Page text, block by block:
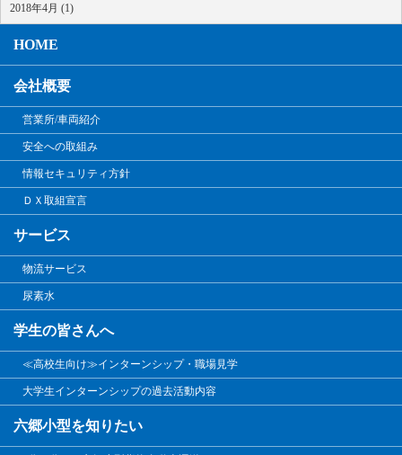
2018年4月 (1)
HOME
会社概要
営業所/車両紹介
安全への取組み
情報セキュリティ方針
ＤＸ取組宣言
サービス
物流サービス
尿素水
学生の皆さんへ
≪高校生向け≫インターンシップ・職場見学
大学生インターンシップの過去活動内容
六郷小型を知りたい